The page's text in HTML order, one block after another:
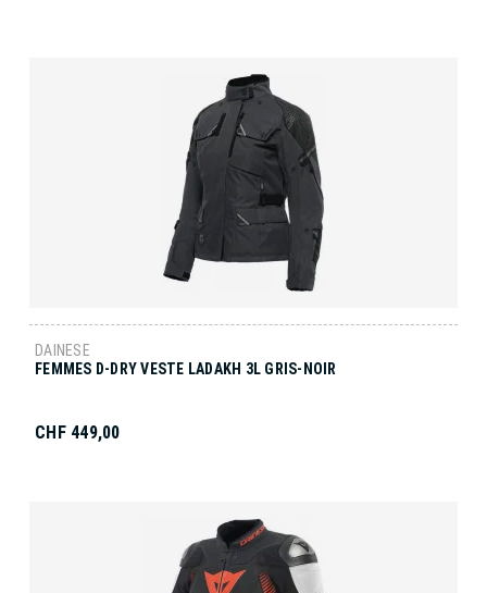
DAINESE
FEMMES D-DRY VESTE LADAKH 3L GRIS-NOIR
CHF 449,00